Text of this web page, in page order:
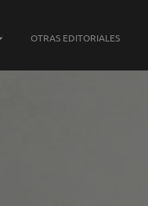
SUBMENÚ COLECCIONES PROPIAS
OTRAS EDITORIALES